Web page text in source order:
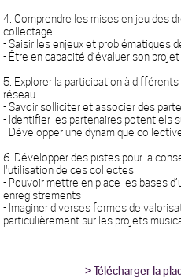
4. Comprendre les mises en jeu des
collectage
- Saisir les enjeux et problématiques
- Être en capacité d’évaluer son
5. Explorer la participation à
réseau
- Savoir solliciter et associer des
- Identifier les partenaires potentiels
- Développer une dynamique
6. Développer des pistes pour la
l'utilisation de ces collectes
- Pouvoir mettre en place les bases
enregistrements
- Imaginer diverses formes de
particulièrement sur les projets
> Télécharger la